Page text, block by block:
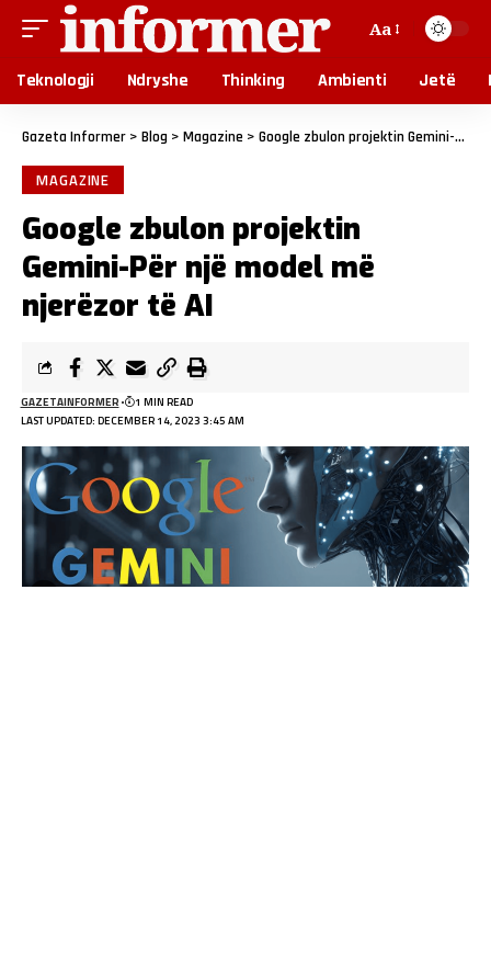
Aa
Teknologji Ndryshe Thinking Ambienti Jetë
Gazeta Informer > Blog > Magazine > Google zbulon projektin Gemini-Për një model më njerëzor të AI
MAGAZINE
Google zbulon projektin
Gemini-Për një model më
njerëzor të AI
LAST UPDATED: DECEMBER 14, 2023 3:45 AM
GAZETAINFORMER 1 MIN READ